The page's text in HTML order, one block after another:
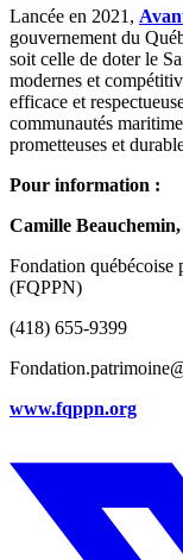
Lancée en 2021,
gouvernement du
soit celle de doter le
modernes et
efficace et
communautés
prometteuses et
Pour information :
Camille
Fondation québécoise
(FQPPN)
(418) 655-9399
www.fqppn.org